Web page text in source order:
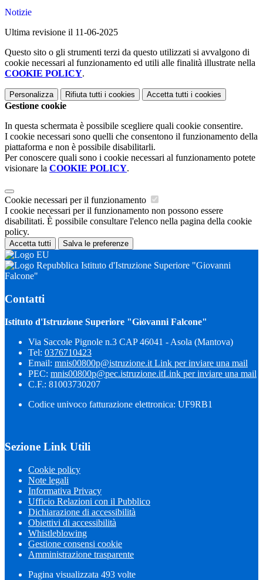
Notizie
Ultima revisione il 11-06-2025
Questo sito o gli strumenti terzi da questo utilizzati si avvalgono di
cookie necessari al funzionamento ed utili alle finalità illustrate nella
COOKIE POLICY.
Personalizza Rifiuta tutti i cookies Accetta tutti i cookies
Gestione cookie
In questa schermata è possibile scegliere quali cookie consentire.
I cookie necessari sono quelli che consentono il funzionamento della
piattaforma e non è possibile disabilitarli.
Per conoscere quali sono i cookie necessari al funzionamento potete
visionare la COOKIE POLICY.
Cookie necessari per il funzionamento
I cookie necessari per il funzionamento non possono essere
disabilitati. È possibile consultare l'elenco nella pagina della cookie
policy.
Accetta tutti Salva le preferenze
Istituto d'Istruzione Superiore "Giovanni
Falcone"
Contatti
Istituto d'Istruzione Superiore "Giovanni Falcone"
Via Saccole Pignole n.3 CAP 46041 - Asola (Mantova)
Tel: 0376710423
Email: mnis00800p@istruzione.it Link per inviare una mail
PEC: mnis00800p@pec.istruzione.itLink per inviare una mail
C.F.: 81003730207
Codice univoco fatturazione elettronica: UF9RB1
Sezione Link Utili
Cookie policy
Note legali
Informativa Privacy
Ufficio Relazioni con il Pubblico
Dichiarazione di accessibilità
Obiettivi di accessibilità
Whistleblowing
Gestione consensi cookie
Amministrazione trasparente
Pagina visualizzata 493 volte